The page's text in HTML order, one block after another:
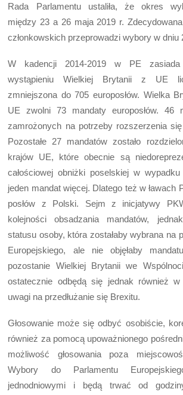
Rada Parlamentu ustaliła, że okres
między 23 a 26 maja 2019 r.
członkowskich przeprowadzi wybory w dniu
W kadencji 2014-2019 w PE
wystąpieniu Wielkiej Brytanii z UE
zmniejszona do 705 europosłów. Wielka
UE zwolni 73 mandaty europosłów. 46
zamrożonych na potrzeby rozszerzenia
Pozostałe 27 mandatów zostało
krajów UE, które obecnie są
całościowej obniżki poselskiej w
jeden mandat więcej. Dlatego też w ławach
posłów z Polski. Sejm z inicjatywy
kolejności obsadzania mandatów,
statusu osoby, która zostałaby wybrana na
Europejskiego, ale nie objęłaby
pozostanie Wielkiej Brytanii we
ostatecznie odbędą się jednak również
uwagi na przedłużanie się Brexitu.
Głosowanie może się odbyć osobiście,
również za pomocą upoważnionego
możliwość głosowania poza
Wybory do Parlamentu
jednodniowymi i będą trwać od